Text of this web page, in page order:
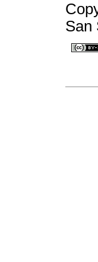
San